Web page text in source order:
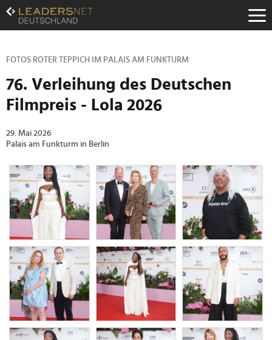
Zum
Inhalt
Zur
Navigation
Hauptnavigation
FOTOS ROTER TEPPICH IM PALAIS AM FUNKTURM
76. Verleihung des Deutschen
Filmpreis - Lola 2026
29. Mai 2026
Palais am Funkturm in Berlin